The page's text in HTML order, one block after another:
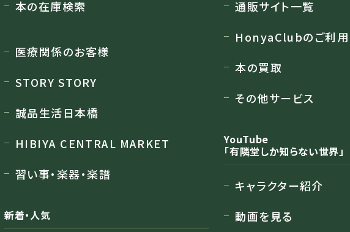
本の在庫検索
医療関係のお客様
STORY STORY
誠品生活日本橋
HIBIYA CENTRAL MARKET
習い事・楽器・楽譜
新着・人気
通販サイト一覧
HonyaClubのご利用
本の買取
その他サービス
YouTube
「有隣堂しか知らない世界」
キャラクター紹介
動画を見る